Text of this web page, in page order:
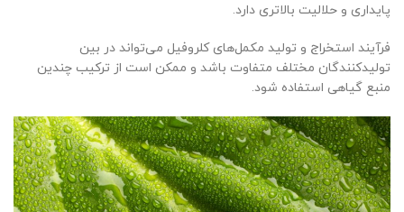
پایداری و حلالیت بالاتری دارد.
فرآیند استخراج و تولید مکمل‌های کلروفیل می‌تواند در بین
تولیدکنندگان مختلف متفاوت باشد و ممکن است از ترکیب چندین
منبع گیاهی استفاده شود.